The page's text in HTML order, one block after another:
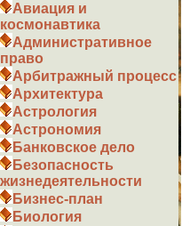
Авиация и
космонавтика
Административное
право
Арбитражный процесс
Архитектура
Астрология
Астрономия
Банковское дело
Безопасность
жизнедеятельности
Бизнес-план
Биология